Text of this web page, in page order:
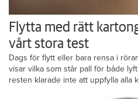
Flytta med rätt
vårt stora test
Dags för flytt eller bara rensa i
visar vilka som står pall för både
resten klarade inte att uppfylla alla